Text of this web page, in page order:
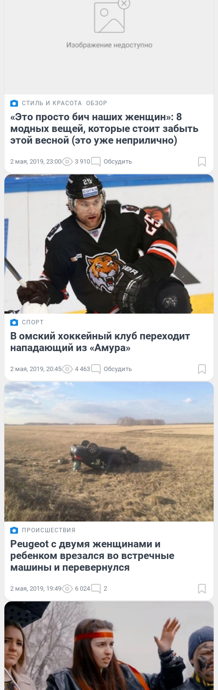
СТИЛЬ И КРАСОТА ОБЗОР
«Это просто бич наших женщин»: 8
модных вещей, которые стоит забыть
этой весной (это уже неприлично)
2 мая, 2019, 23:00 3 910 Обсудить
СПОРТ
В омский хоккейный клуб переходит
нападающий из «Амура»
2 мая, 2019, 20:45 4 463 Обсудить
ПРОИСШЕСТВИЯ
Peugeot с двумя женщинами и
ребенком врезался во встречные
машины и перевернулся
2 мая, 2019, 19:49 6 024 2